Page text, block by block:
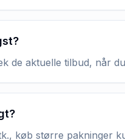
de aktuelle tilbud, når
køb større pakninger